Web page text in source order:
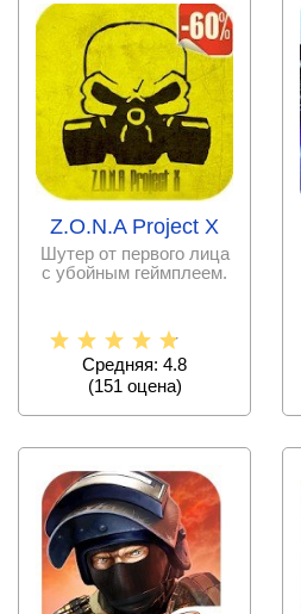
Z.O.N.A Project X
Шутер от первого лица
с убойным геймплеем.
Средняя: 4.8
(151оценa)